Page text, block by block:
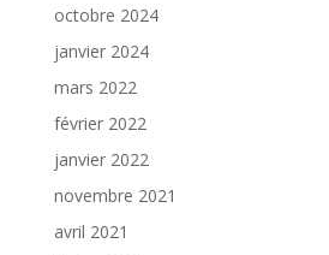
octobre 2024
janvier 2024
mars 2022
février 2022
janvier 2022
novembre 2021
avril 2021